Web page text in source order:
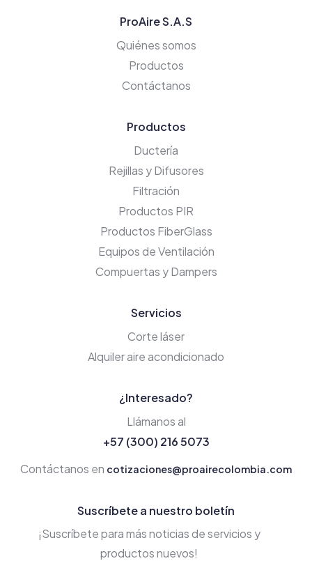
ProAire S.A.S
Quiénes somos
Productos
Contáctanos
Productos
Ductería
Rejillas y Difusores
Filtración
Productos PIR
Productos FiberGlass
Equipos de Ventilación
Compuertas y Dampers
Servicios
Corte láser
Alquiler aire acondicionado
¿Interesado?
Llámanos al
+57 (300) 216 5073
Contáctanos en cotizaciones@proairecolombia.com
Suscríbete a nuestro boletín
¡Suscríbete para más noticias de servicios y
productos nuevos!